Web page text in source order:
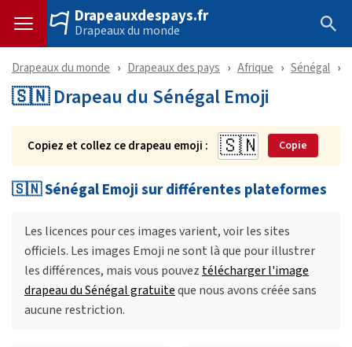
Drapeauxdespays.fr
Drapeaux du monde
Drapeaux du monde Drapeaux des pays Afrique Sénégal
🇸🇳 Drapeau du Sénégal Emoji
Copiez et collez ce drapeau emoji : Copie
🇸🇳 Sénégal Emoji sur différentes plateformes
Les licences pour ces images varient, voir les sites
officiels. Les images Emoji ne sont là que pour illustrer
les différences, mais vous pouvez télécharger l'image
drapeau du Sénégal gratuiteque nous avons créée sans
aucune restriction.